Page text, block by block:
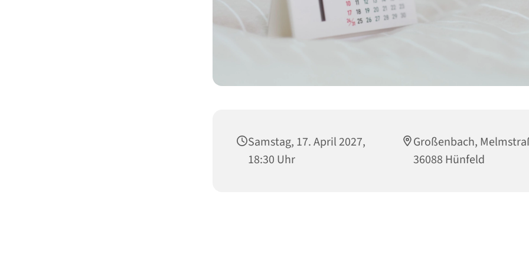
Samstag, 17. April 2027,
18:30 Uhr
Großenbach,
36088 Hünfeld